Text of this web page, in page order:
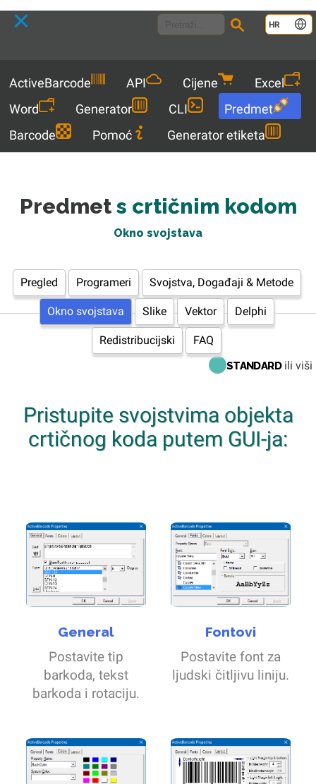
HR
ActiveBarcode API Cijene
Excel
Word
Generator CLI
Predmet
Barcode
Pomoć Generator etiketa
Predmets crtičnim kodom
Okno svojstava
Pregled Programeri Svojstva, Događaji & Metode
Okno svojstava Slike Vektor Delphi
Redistribucijski FAQ
STANDARDili viši
Pristupite svojstvima objekta
crtičnog koda putem GUI-ja:
General
Postavite tip
barkoda, tekst
barkoda i rotaciju.
Fontovi
Postavite font za
ljudski čitljivu liniju.